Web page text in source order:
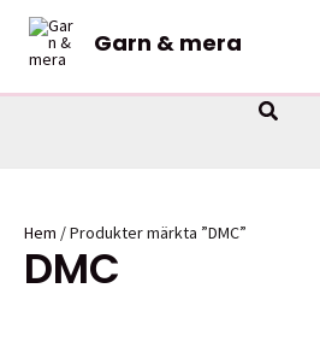
Hoppa
innehåll
Garn & mera
Sök
Hem / Produkter märkta ”DMC”
DMC